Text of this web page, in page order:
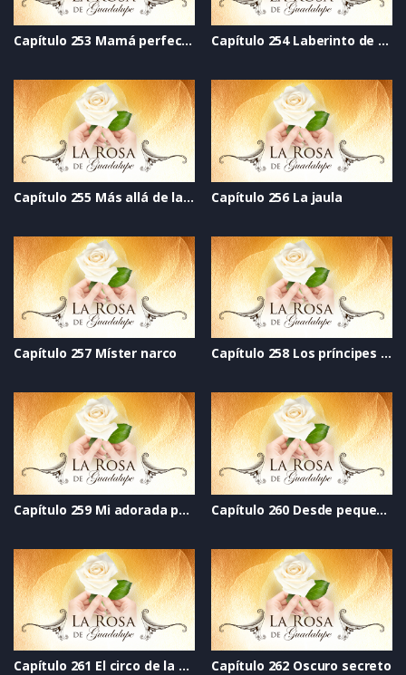
Capítulo 253 Mamá perfecta Capítulo 254 Laberinto de dudas
Capítulo 255 Más allá de la aventura Capítulo 256 La jaula
Capítulo 257 Míster narco Capítulo 258 Los príncipes no existen
Capítulo 259 Mi adorada princesa Capítulo 260 Desde pequeños
Capítulo 261 El circo de la vida Capítulo 262 Oscuro secreto